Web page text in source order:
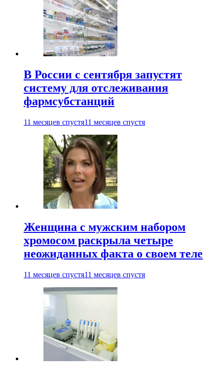
В России с сентября запустят
систему для отслеживания
фармсубстанций
11 месяцев спустя11 месяцев спустя
Женщина с мужским набором
хромосом раскрыла четыре
неожиданных факта о своем теле
11 месяцев спустя11 месяцев спустя